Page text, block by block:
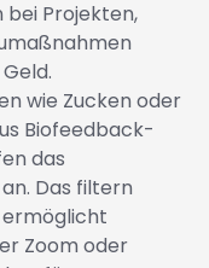
bei Projekten,
wie Zucken oder
Biofeedback-
das
Das filtern
Zoom oder